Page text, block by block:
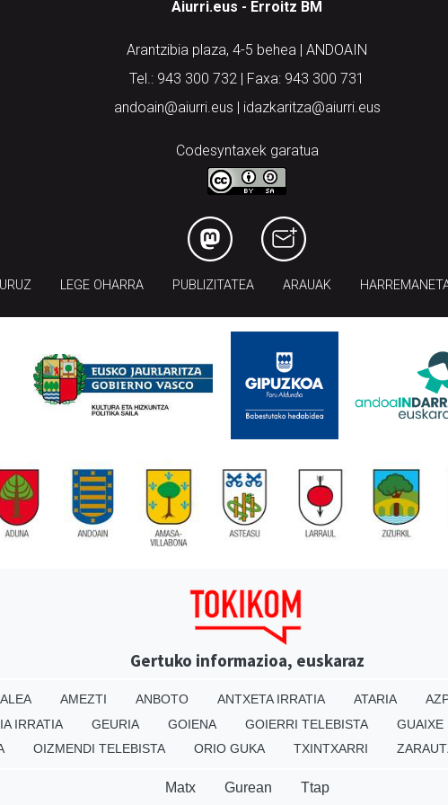
Aiurri.eus - Erroitz BM
Arantzibia plaza, 4-5 behea | ANDOAIN
Tel.: 943 300 732 | Faxa: 943 300 731
andoain@aiurri.eus | idazkaritza@aiurri.eus
Codesyntaxek garatua
LEGE OHARRA PUBLIZITATEA ARAUAK
Gertuko informazioa, euskaraz
ALEA AMEZTI ANBOTO ANTXETA IRRATIA ATARIA
IRRATIA GEURIA GOIENA GOIERRI TELEBISTA GUAIXE
OIZMENDI TELEBISTA ORIO GUKA TXINTXARRI
Matx Gurean Ttap